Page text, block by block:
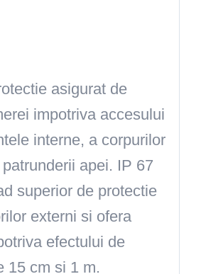
asigurat de
impotriva accesului
interne, a corpurilor
apei. IP 67
superior de protectie
externi si ofera
efectului de
15 cm si 1 m.